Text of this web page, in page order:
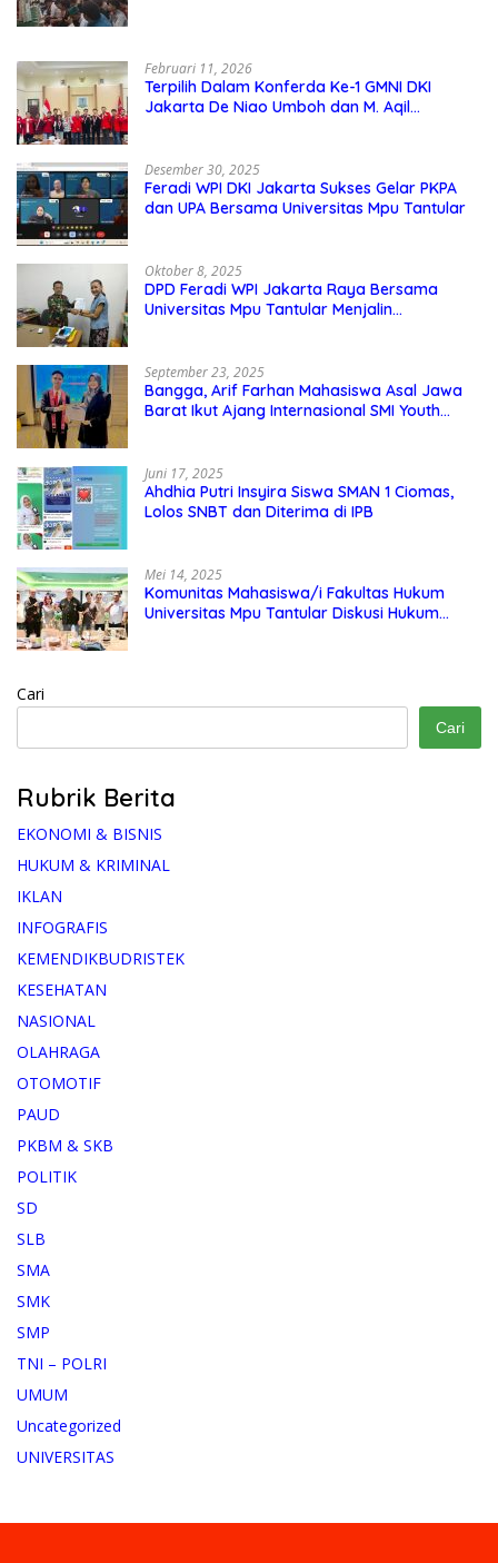
Februari 11, 2026
Terpilih Dalam Konferda Ke-1 GMNI DKI
Jakarta De Niao Umboh dan M. Aqil
Desember 30, 2025
Feradi WPI DKI Jakarta Sukses Gelar PKPA
dan UPA Bersama Universitas Mpu Tantular
Oktober 8, 2025
DPD Feradi WPI Jakarta Raya Bersama
Universitas Mpu Tantular Menjalin
September 23, 2025
Bangga, Arif Farhan Mahasiswa Asal Jawa
Barat Ikut Ajang Internasional SMI Youth
Juni 17, 2025
Ahdhia Putri Insyira Siswa SMAN 1 Ciomas,
Lolos SNBT dan Diterima di IPB
Mei 14, 2025
Komunitas Mahasiswa/i Fakultas Hukum
Universitas Mpu Tantular Diskusi Hukum
Cari
Cari
Rubrik Berita
EKONOMI & BISNIS
HUKUM & KRIMINAL
IKLAN
INFOGRAFIS
KEMENDIKBUDRISTEK
KESEHATAN
NASIONAL
OLAHRAGA
OTOMOTIF
PAUD
PKBM & SKB
POLITIK
SD
SLB
SMA
SMK
SMP
TNI – POLRI
UMUM
Uncategorized
UNIVERSITAS